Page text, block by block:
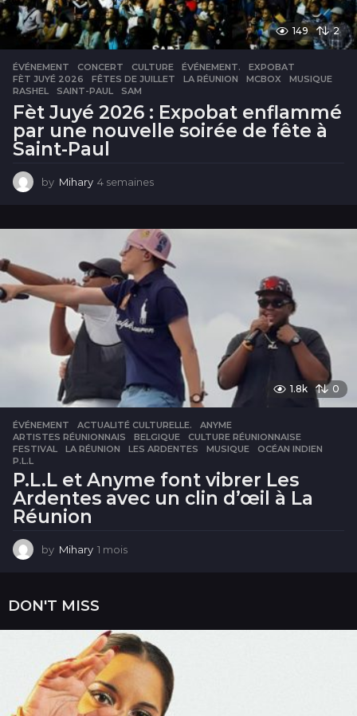
149 2
ÉVÉNEMENT CONCERT ,CULTURE ,ÉVÉNEMENT. ,EXPOBAT
FÈT JUYÉ 2026
,FÊTES DE JUILLET ,LA RÉUNION ,MCBOX ,MUSIQUE
RASHEL
,SAINT-PAUL ,SAM
Fèt Juyé 2026 : Expobat enflammé
par une nouvelle soirée de fête à
Saint-Paul
by Mihary 4 semaines
m
a
i
n
e
1.8k 0
ÉVÉNEMENT ACTUALITÉ CULTURELLE. ,ANYME
ARTISTES RÉUNIONNAIS
,BELGIQUE ,CULTURE RÉUNIONNAISE
FESTIVAL
,LA RÉUNION ,LES ARDENTES ,MUSIQUE ,OCÉAN INDIEN
P.L.L
P.L.L et Anyme font vibrer Les
Ardentes avec un clin d’œil à La
Réunion
by Mihary 1 mois
DON'T MISS